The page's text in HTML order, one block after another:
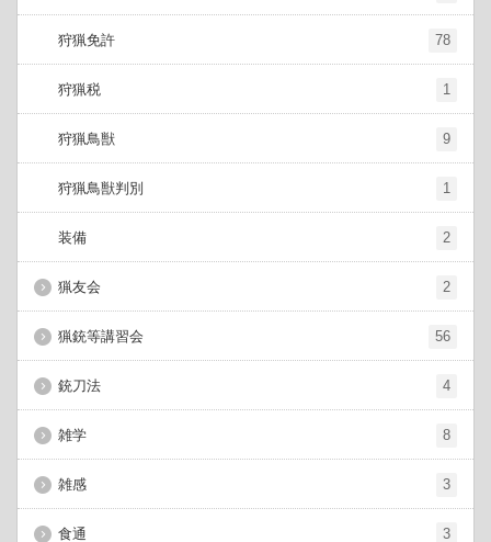
狩猟免許 78
狩猟税 1
狩猟鳥獣 9
狩猟鳥獣判別 1
装備 2
猟友会 2
猟銃等講習会 56
銃刀法 4
雑学 8
雑感 3
食通 3